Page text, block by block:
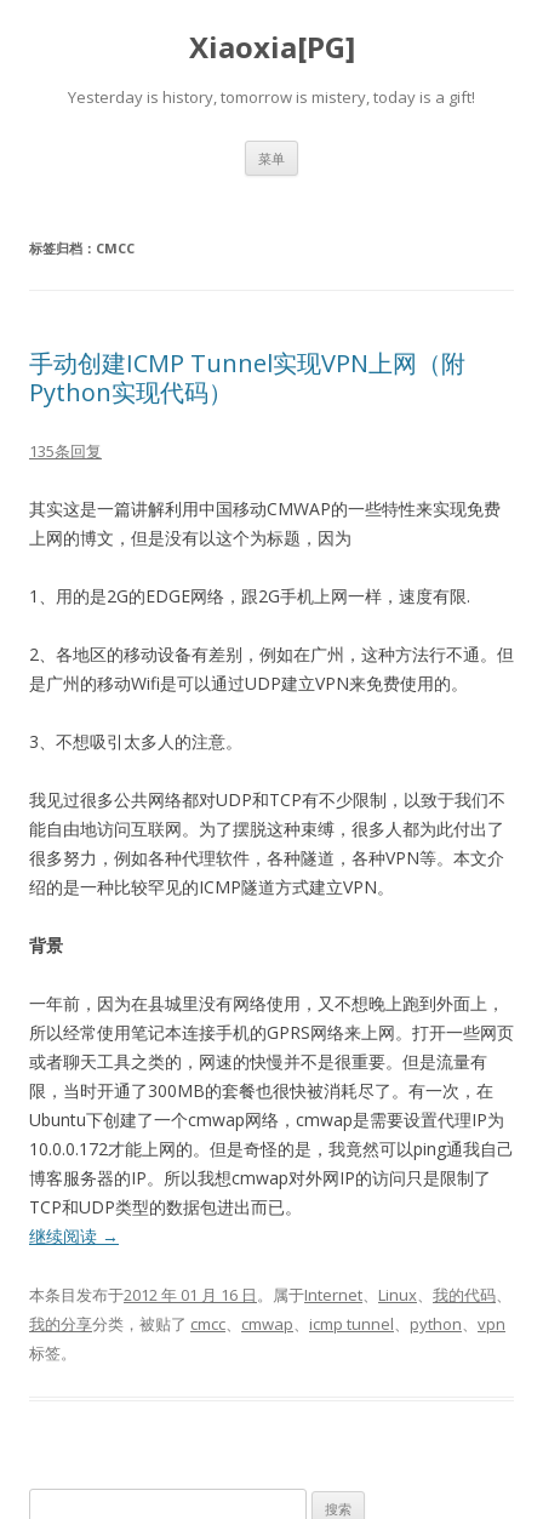
Xiaoxia[PG]
Yesterday is history, tomorrow is mistery, today is a gift!
菜单
标签归档： CMCC
手动创建ICMP Tunnel实现VPN上网（附
Python实现代码）
135条回复
其实这是一篇讲解利用中国移动CMWAP的一些特性来实现免费
上网的博文，但是没有以这个为标题，因为
1、用的是2G的EDGE网络，跟2G手机上网一样，速度有限.
2、各地区的移动设备有差别，例如在广州，这种方法行不通。但
是广州的移动Wifi是可以通过UDP建立VPN来免费使用的。
3、不想吸引太多人的注意。
我见过很多公共网络都对UDP和TCP有不少限制，以致于我们不
能自由地访问互联网。为了摆脱这种束缚，很多人都为此付出了
很多努力，例如各种代理软件，各种隧道，各种VPN等。本文介
绍的是一种比较罕见的ICMP隧道方式建立VPN。
背景
一年前，因为在县城里没有网络使用，又不想晚上跑到外面上，
所以经常使用笔记本连接手机的GPRS网络来上网。打开一些网页
或者聊天工具之类的，网速的快慢并不是很重要。但是流量有
限，当时开通了300MB的套餐也很快被消耗尽了。有一次，在
Ubuntu下创建了一个cmwap网络，cmwap是需要设置代理IP为
10.0.0.172才能上网的。但是奇怪的是，我竟然可以ping通我自己
博客服务器的IP。所以我想cmwap对外网IP的访问只是限制了
TCP和UDP类型的数据包进出而已。
继续阅读 →
本条目发布于2012 年 01 月 16 日。属于Internet、 Linux、 我的代码、
我的分享分类，被贴了 cmcc、 cmwap、 icmp tunnel、 python、 vpn
标签。